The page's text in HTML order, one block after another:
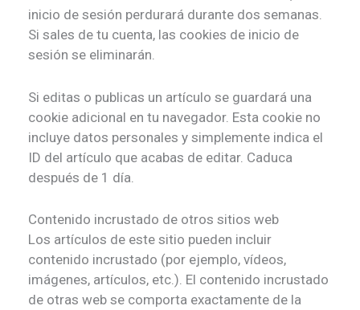
inicio de sesión perdurará durante dos semanas.
Si sales de tu cuenta, las cookies de inicio de
sesión se eliminarán.
Si editas o publicas un artículo se guardará una
cookie adicional en tu navegador. Esta cookie no
incluye datos personales y simplemente indica el
ID del artículo que acabas de editar. Caduca
después de 1 día.
Contenido incrustado de otros sitios web
Los artículos de este sitio pueden incluir
contenido incrustado (por ejemplo, vídeos,
imágenes, artículos, etc.). El contenido incrustado
de otras web se comporta exactamente de la